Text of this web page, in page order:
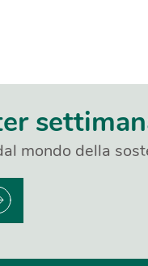
mondo della